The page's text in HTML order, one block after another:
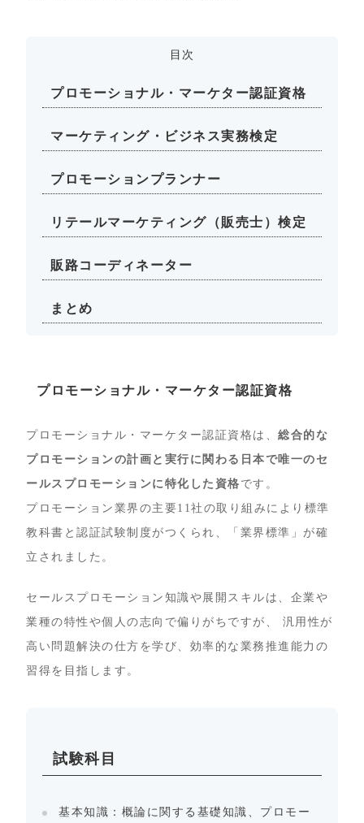
目次
プロモーショナル・マーケター認証資格
マーケティング・ビジネス実務検定
プロモーションプランナー
リテールマーケティング（販売士）検定
販路コーディネーター
まとめ
プロモーショナル・マーケター認証資格
プロモーショナル・マーケター認証資格は、総合的な
プロモーションの計画と実行に関わる日本で唯一のセ
ールスプロモーションに特化した資格 です。
プロモーション業界の主要11社の取り組みにより標準
教科書と認証試験制度がつくられ、「業界標準」が確
立されました。
セールスプロモーション知識や展開スキルは、企業や
業種の特性や個人の志向で偏りがちですが、 汎用性が
高い問題解決の仕方を学び、効率的な業務推進能力の
習得を目指します。
試験科目
基本知識：概論に関する基礎知識、プロモー